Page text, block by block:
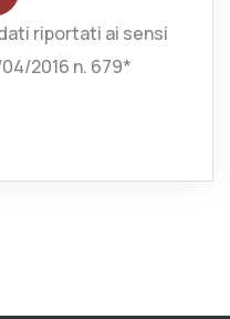
riportati ai sensi
2016 n. 679*